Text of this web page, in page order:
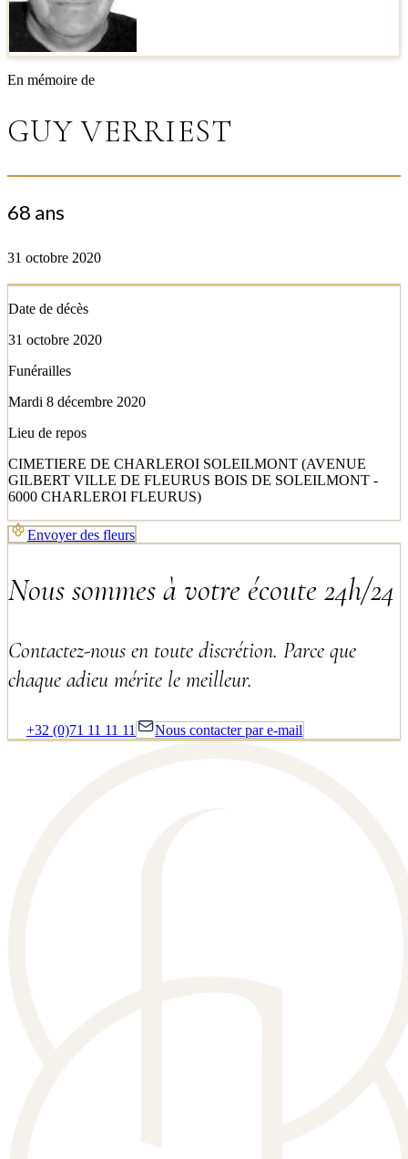
En mémoire de
GUY VERRIEST
68 ans
31 octobre 2020
Date de décès
31 octobre 2020
Funérailles
Mardi 8 décembre 2020
Lieu de repos
CIMETIERE DE CHARLEROI SOLEILMONT (AVENUE
GILBERT VILLE DE FLEURUS BOIS DE SOLEILMONT -
6000 CHARLEROI FLEURUS)
Envoyer des fleurs
Nous sommes à votre écoute 24h/24
Contactez-nous en toute discrétion. Parce que
chaque adieu mérite le meilleur.
+32 (0)71 11 11 11 Nous contacter par e-mail